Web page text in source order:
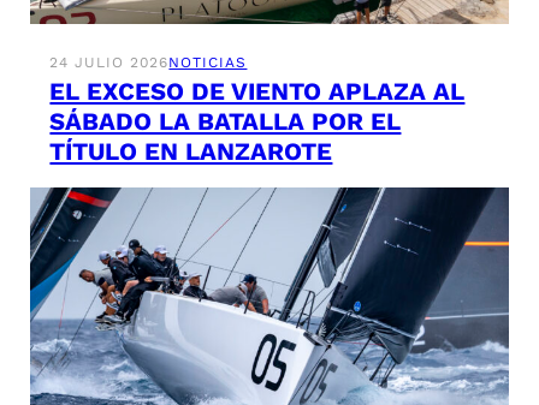
24 JULIO 2026NOTICIAS
EL EXCESO DE VIENTO APLAZA AL
SÁBADO LA BATALLA POR EL
TÍTULO EN LANZAROTE